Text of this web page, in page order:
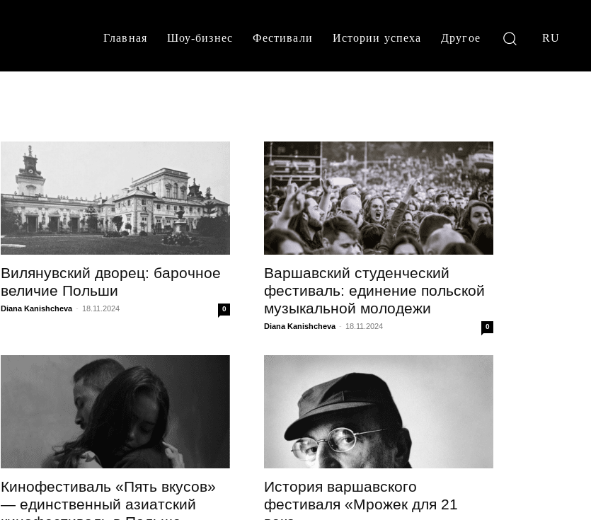
Главная Шоу-бизнес Фестивали Истории успеха Другое RU
Вилянувский дворец: барочное
величие Польши
Diana Kanishcheva - 18.11.2024 0
Варшавский студенческий
фестиваль: единение польской
музыкальной молодежи
Diana Kanishcheva - 18.11.2024 0
Кинофестиваль «Пять вкусов»
— единственный азиатский
История варшавского
фестиваля «Мрожек для 21